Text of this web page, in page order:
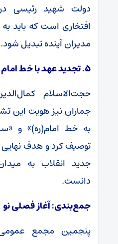
دولت شهید رئیسی
افتخاری است که باید
مدیران آینده تبدیل
۵. تجدید عهد با خط امام و رهبری
حجت‌الاسلام
جماران نیز هویت این
به خط امام(ره)» و
توصیف کرد و هدف
جدید انقلاب به
دانست.
جمع‌بندی: آغاز فصلی نو
پنجمین مجمع عمومی